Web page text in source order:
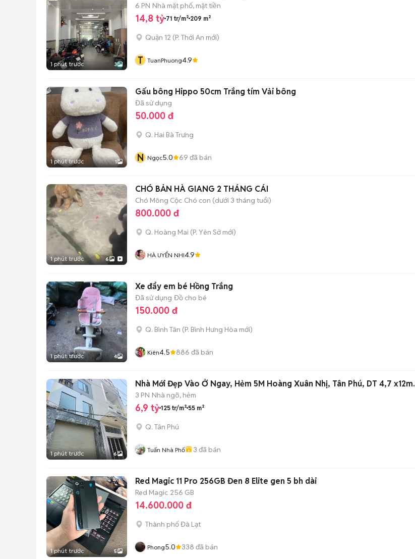
1 phút trước 3
6 PN Nhà mặt phố, mặt tiền
14,8 tỷ 71 tr/m² 209 m²
Quận 12 (P. Thới An mới)
T TuanPhuong4.9
1 phút trước 1
Gấu bông Hippo 50cm Trắng tím Vải bông
Đã sử dụng
50.000 đ
Q. Hai Bà Trưng
N Ngọc5.0 69 đã bán
1 phút trước 6
CHÓ BẢN HÀ GIANG 2 THÁNG CÁI
Chó Mông Cộc Chó con (dưới 3 tháng tuổi)
800.000 đ
Q. Hoàng Mai (P. Yên Sởmới)
HÀ UYỂN NHI4.9
1 phút trước 4
Xe đẩy em bé Hồng Trắng
Đã sử dụng Đồ cho bé
150.000 đ
Q. Bình Tân (P. Bình Hưng Hòa mới)
Kiên4.5 886 đã bán
1 phút trước 6
Nhà Mới Đẹp Vào Ở Ngay, Hẻm 5M Hoàng Xuân Nhị, Tân Phú, DT 4,7 x12m.
3 PN Nhà ngõ, hẻm
6,9 tỷ 125 tr/m² 55 m²
Q. Tân Phú
Tuấn Nhà Phố 3 đã bán
1 phút trước 5
Red Magic 11 Pro 256GB Đen 8 Elite gen 5 bh dài
Red Magic 256 GB
14.600.000 đ
Thành phố Đà Lạt
Phong5.0 338 đã bán